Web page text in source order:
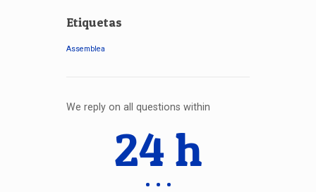
Etiquetas
Assemblea
We reply on all questions within
24 h